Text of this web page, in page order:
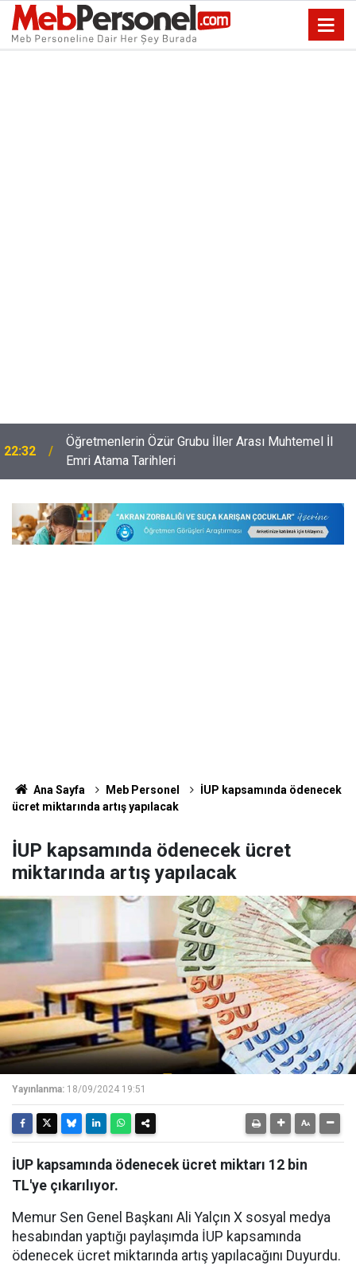
22:32
Öğretmenlerin Özür Grubu İller Arası Muhtemel İl
Emri Atama Tarihleri
Ana Sayfa Meb Personel
İUP kapsamında ödenecek
ücret miktarında artış yapılacak
İUP kapsamında ödenecek ücret
miktarında artış yapılacak
Yayınlanma: 18/09/2024 19:51
İUP kapsamında ödenecek ücret miktarı 12 bin
TL'ye çıkarılıyor.
Memur Sen Genel Başkanı Ali Yalçın X sosyal medya
hesabından yaptığı paylaşımda İUP kapsamında
ödenecek ücret miktarında artış yapılacağını Duyurdu.